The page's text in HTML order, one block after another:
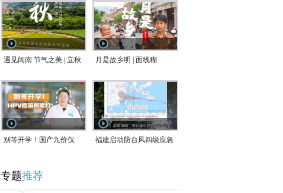
遇见闽南 节气之美 | 立秋 月是故乡明 | 面线糊
别等开学！国产九价仅
紧打
福建启动防台风四级应急
专题推荐